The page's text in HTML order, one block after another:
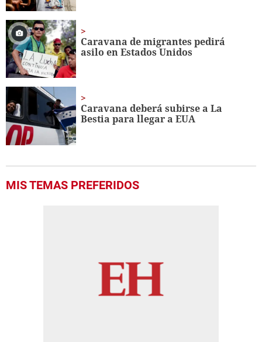
Caravana de migrantes pedirá
asilo en Estados Unidos
Caravana deberá subirse a La
Bestia para llegar a EUA
MIS TEMAS PREFERIDOS